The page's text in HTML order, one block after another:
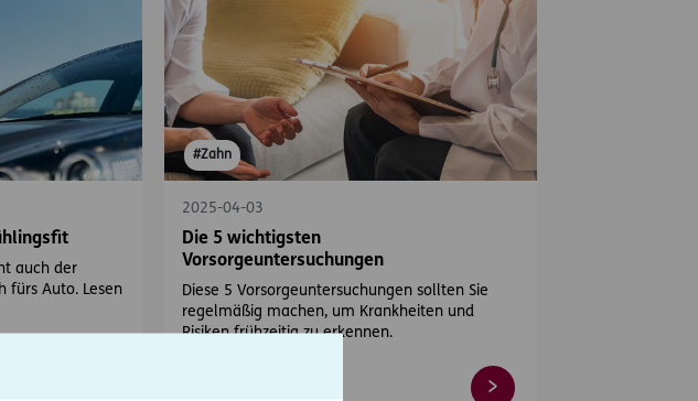
auch der
fürs Auto. Lesen
#Zahn
2025-04-03
Die 5 wichtigsten
Vorsorgeuntersuchungen
Diese 5 Vorsorgeuntersuchungen sollten Sie
regelmäßig machen, um Krankheiten und
Risiken frühzeitig zu erkennen.